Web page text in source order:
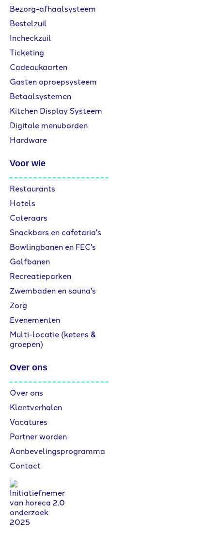
Bezorg-afhaalsysteem
Bestelzuil
Incheckzuil
Ticketing
Cadeaukaarten
Gasten oproepsysteem
Betaalsystemen
Kitchen Display Systeem
Digitale menuborden
Hardware
Voor wie
Restaurants
Hotels
Cateraars
Snackbars en cafetaria's
Bowlingbanen en FEC's
Golfbanen
Recreatieparken
Zwembaden en sauna's
Zorg
Evenementen
Multi-locatie (ketens &
groepen)
Over ons
Over ons
Klantverhalen
Vacatures
Partner worden
Aanbevelingsprogramma
Contact